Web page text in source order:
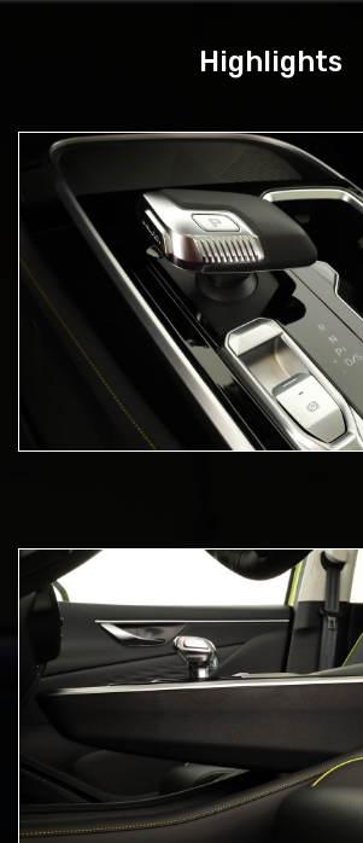
Highlights